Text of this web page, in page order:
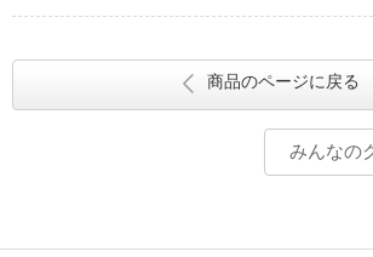
商品のページに戻る
みんなの